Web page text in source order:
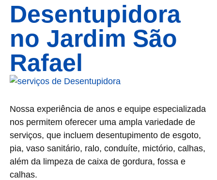
Desentupidora
no Jardim São
Rafael
Nossa experiência de anos e equipe especializada
nos permitem oferecer uma ampla variedade de
serviços, que incluem desentupimento de esgoto,
pia, vaso sanitário, ralo, conduíte, mictório, calhas,
além da limpeza de caixa de gordura, fossa e
calhas.